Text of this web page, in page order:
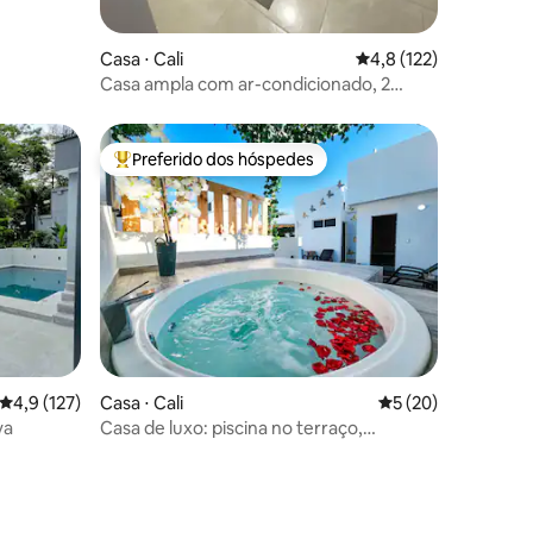
Casa ⋅ Cali 4,8 de uma avaliação
4,8 (122)
Casa ampla com ar-condicionado, 2
4,9 de uma avaliação média de 5, 127 avaliações
4,9 (127)
Entre os melhores preferidos dos hóspedes
Preferido dos hóspedes
Casa ⋅ Cali 5 de uma
5 (20)
Casa de luxo: piscina no terraço,